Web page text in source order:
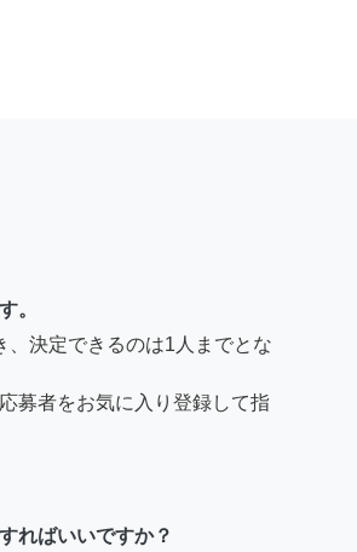
。
、決定できるのは1人までとな
募者をお気に入り登録して指
ればいいですか？